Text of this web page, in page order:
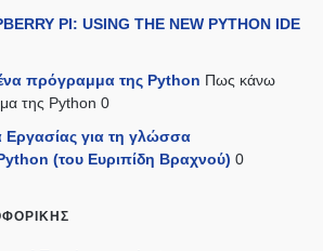
PI: USING THE NEW PYTHON IDE
πρόγραμμα της Python Πως κάνω
της Python 0
Εργασίας για τη γλώσσα
(του Ευριπίδη Βραχνού) 0